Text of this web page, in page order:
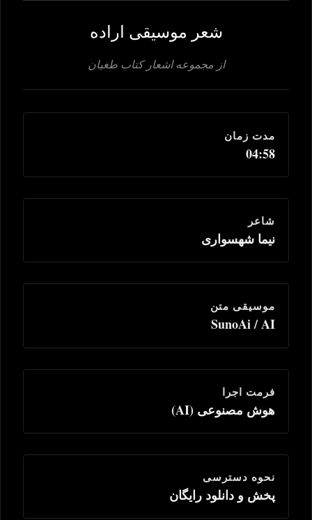
شعر موسیقی اراده
از مجموعه اشعار کتاب طغیان
مدت زمان
04:58
شاعر
نیما شهسواری
موسیقی متن
SunoAi / AI
فرمت اجرا
هوش مصنوعی (AI)
نحوه دسترسی
پخش و دانلود رایگان